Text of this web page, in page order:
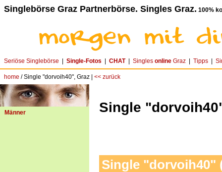
Singlebörse Graz Partnerbörse. Singles Graz. 100%
Seriöse Singlebörse Single-Fotos CHAT| Singles online Graz Tipps
home / Single "dorvoih40", Graz | << zurück
Männer Single
Single "dorvoih40"